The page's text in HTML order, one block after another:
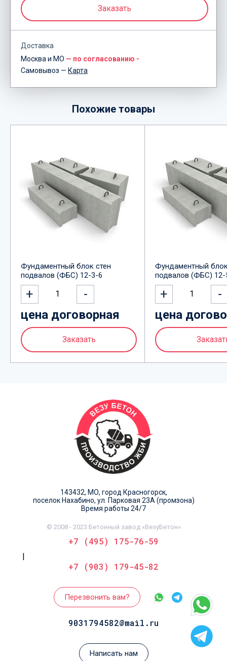
Рублёво-Успенское шоссе).
Заказать
Доставка
Москва и МО — по согласованию -
Самовывоз — Карта
Похожие товары
Фундаментный блок стен
подвалов (ФБС) 12-3-6
+ 1 -
цена договорная
Заказать
Фундаментный
подвалов (ФБС) 12-
+ 1 -
цена
143432, МО, город Красногорск,
поселок Нахабино, ул. Парковая 23А (промзона)
Время работы 24/7
© 2008 - 2023 Бетонный завод «ВезуБетон»
+7 (495) 175-76-59
|
+7 (903) 179-45-82
Перезвонить вам?
9031794582@mail.ru
Написать нам